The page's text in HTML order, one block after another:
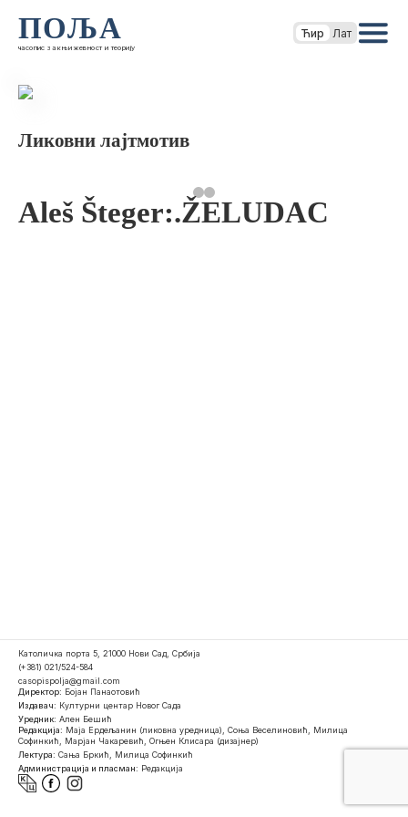
ПОЉА
часопис за књижевност и теорију
Ћир Лат
Ликовни лајтмотив
Aleš Šteger:.ŽELUDAC
Католичка порта 5, 21000 Нови Сад, Србија
(+381) 021/524-584
casopispolja@gmail.com
Директор: Бојан Панаотовић
Издавач: Културни центар Новог Сада
Уредник: Ален Бешић
Редакција: Маја Ердељанин (ликовна уредница), Соња Веселиновић, Милица
Софинкић, Марјан Чакаревић, Огњен Клисара (дизајнер)
Лектура: Сања Бркић, Милица Софинкић
Администрација и пласман: Редакција